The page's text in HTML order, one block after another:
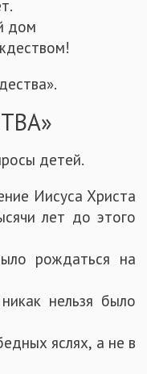
дом
детей.
Иисуса Христа
лет до этого
рождаться на
нельзя было
яслях, а не в